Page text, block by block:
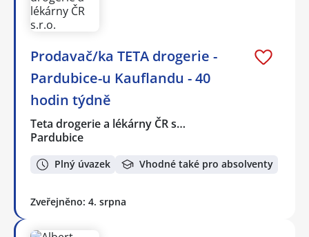
Prodavač/ka TETA drogerie -
Pardubice-u Kauflandu - 40
hodin týdně
Teta drogerie a lékárny ČR s…
Pardubice
Plný úvazek Vhodné také pro absolventy
Zveřejněno: 4. srpna